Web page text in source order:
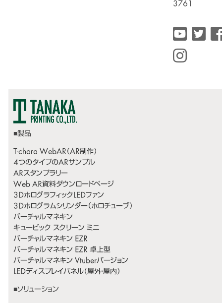
3761
T-chara WebAR（AR制作）
4つのタイプのARサンプル
ARスタンプラリー
Web AR資料ダウンロードページ
3DホログラフィックLEDファン
3Dホログラムシリンダー（ホロチューブ）
バーチャルマネキン
キュービック スクリーン ミニ
バーチャルマネキン EZR
バーチャルマネキン EZR 卓上型
バーチャルマネキン Vtuberバージョン
LEDディスプレイパネル（屋外・屋内）